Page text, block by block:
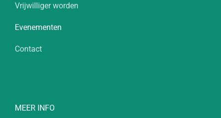
Vrijwilliger worden
Evenementen
Contact
MEER INFO